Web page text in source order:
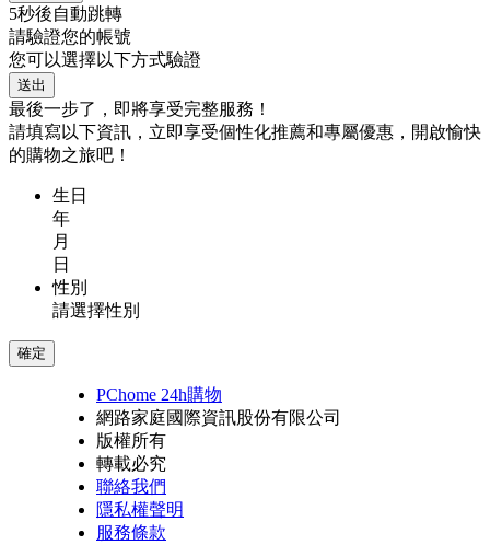
5秒後自動跳轉
請驗證您的帳號
您可以選擇以下方式驗證
送出
最後一步了，即將享受完整服務！
請填寫以下資訊，立即享受個性化推薦和專屬優惠，開啟愉快
的購物之旅吧！
生日
年
月
日
性別
請選擇性別
確定
PChome 24h購物
網路家庭國際資訊股份有限公司
版權所有
轉載必究
聯絡我們
隱私權聲明
服務條款